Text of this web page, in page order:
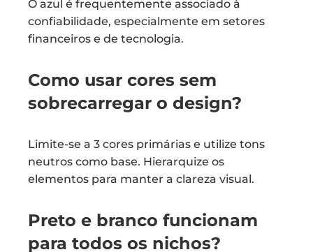
O azul é frequentemente associado à
confiabilidade, especialmente em setores
financeiros e de tecnologia.
Como usar cores sem
sobrecarregar o design?
Limite-se a 3 cores primárias e utilize tons
neutros como base. Hierarquize os
elementos para manter a clareza visual.
Preto e branco funcionam
para todos os nichos?